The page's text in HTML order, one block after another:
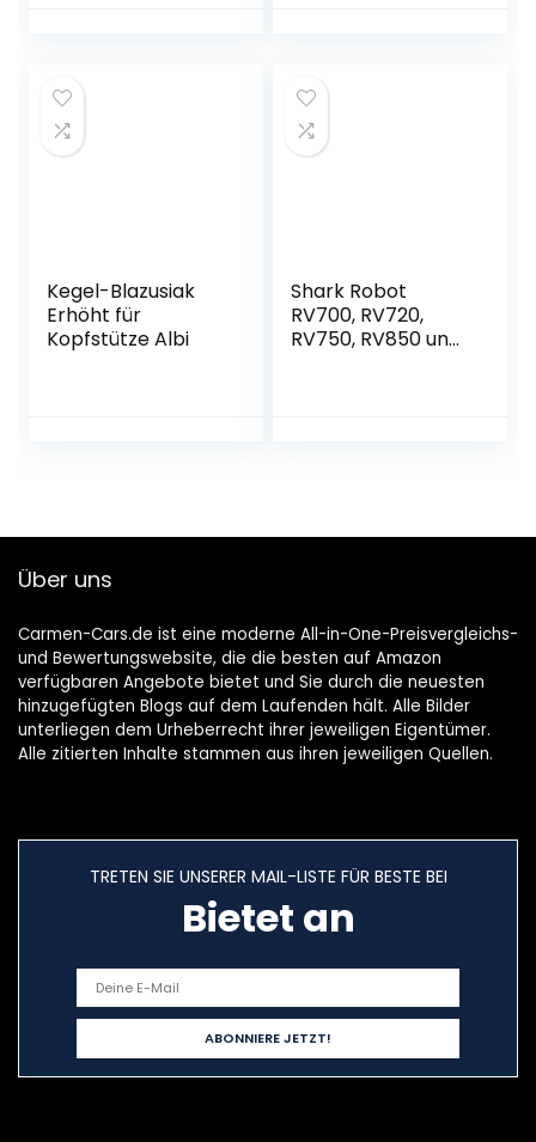
Kegel-Blazusiak
Erhöht für
Kopfstütze Albi
Shark Robot
RV700, RV720,
RV750, RV850 und
Über uns
Carmen-Cars.de ist eine moderne All-in-One-Preisvergleichs-
und Bewertungswebsite, die die besten auf Amazon
verfügbaren Angebote bietet und Sie durch die neuesten
hinzugefügten Blogs auf dem Laufenden hält. Alle Bilder
unterliegen dem Urheberrecht ihrer jeweiligen Eigentümer.
Alle zitierten Inhalte stammen aus ihren jeweiligen Quellen.
TRETEN SIE UNSERER MAIL-LISTE FÜR BESTE BEI
Bietet an